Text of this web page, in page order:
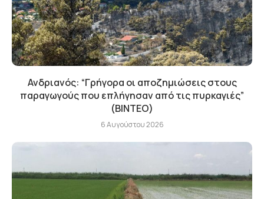
Ανδριανός: “Γρήγορα οι αποζημιώσεις στους
παραγωγούς που επλήγησαν από τις πυρκαγιές”
(BINTEO)
6 Αυγούστου 2026